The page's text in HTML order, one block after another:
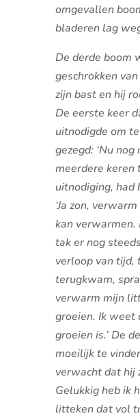
omgevallen
bladeren lag
De derde boom
geschrokken
zijn bast en hij
De eerste keer
uitnodigde om
gezegd: ‘Nu nog
meerdere keren
uitnodiging, had
‘Ja zon,
kan verwarmen.
tak er nog
verloop van tijd,
terugkwam,
verwarm mijn
groeien. Ik weet
groeien is.’ De
moeilijk te
verwacht dat hij
Gelukkig heb ik
litteken dat vol